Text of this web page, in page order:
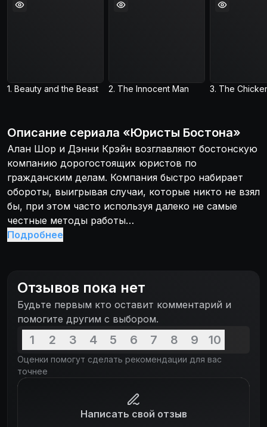
1. Beauty and the Beast 2. The Innocent Man
Описание сериала «Юристы Бостона»
Алан Шор и Дэнни Крэйн возглавляют бостонскую
компанию дорогостоящих юристов по
гражданским делам. Компания быстро набирает
обороты, выигрывая случаи, которые никто не взял
бы, при этом часто используя далеко не самые
честные методы работы…
Подробнее
Отзывов пока нет
Будьте первым кто оставит комментарий и
помогите другим с выбором.
1 2 3 4 5 6 7 8 9 10
Оценки помогут сделать рекомендации для вас
точнее
Написать свой отзыв